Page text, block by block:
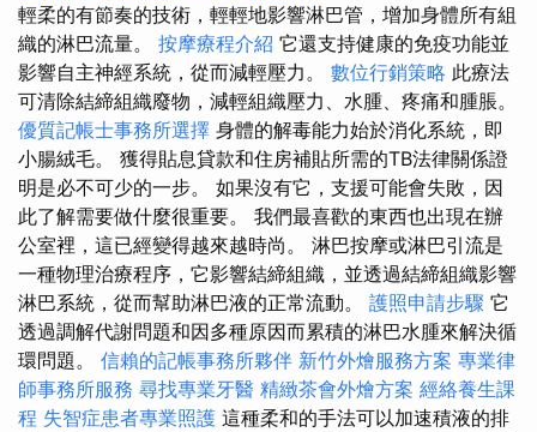
輕柔的有節奏的技術，輕輕地影響淋巴管，增加身體所有組
織的淋巴流量。 按摩療程介紹 它還支持健康的免疫功能並
影響自主神經系統，從而減輕壓力。 數位行銷策略 此療法
可清除結締組織廢物，減輕組織壓力、水腫、疼痛和腫脹。
優質記帳士事務所選擇 身體的解毒能力始於消化系統，即
小腸絨毛。 獲得貼息貸款和住房補貼所需的TB法律關係證
明是必不可少的一步。 如果沒有它，支援可能會失敗，因
此了解需要做什麼很重要。 我們最喜歡的東西也出現在辦
公室裡，這已經變得越來越時尚。 淋巴按摩或淋巴引流是
一種物理治療程序，它影響結締組織，並透過結締組織影響
淋巴系統，從而幫助淋巴液的正常流動。 護照申請步驟 它
透過調解代謝問題和因多種原因而累積的淋巴水腫來解決循
環問題。 信賴的記帳事務所夥伴 新竹外燴服務方案 專業律
師事務所服務 尋找專業牙醫 精緻茶會外燴方案 經絡養生課
程 失智症患者專業照護 這種柔和的手法可以加速積液的排